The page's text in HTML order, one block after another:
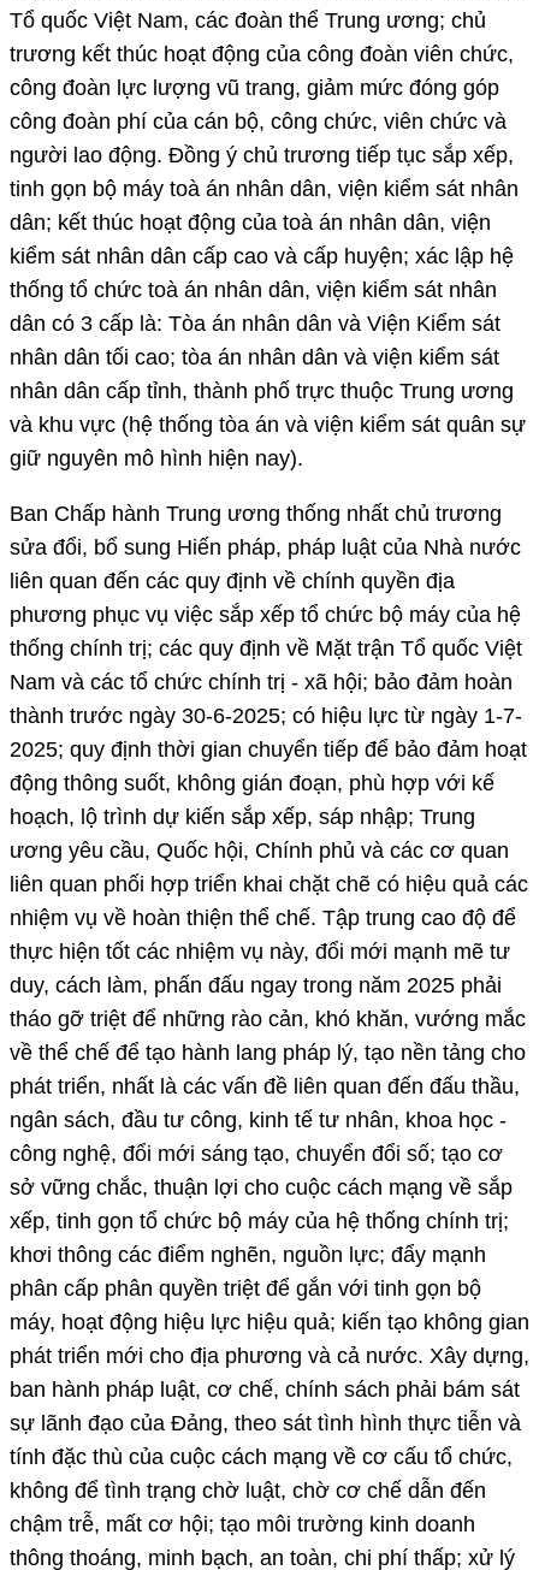
Tổ quốc Việt Nam, các đoàn thể Trung ương; chủ
trương kết thúc hoạt động của công đoàn viên chức,
công đoàn lực lượng vũ trang, giảm mức đóng góp
công đoàn phí của cán bộ, công chức, viên chức và
người lao động. Đồng ý chủ trương tiếp tục sắp xếp,
tinh gọn bộ máy toà án nhân dân, viện kiểm sát nhân
dân; kết thúc hoạt động của toà án nhân dân, viện
kiểm sát nhân dân cấp cao và cấp huyện; xác lập hệ
thống tổ chức toà án nhân dân, viện kiểm sát nhân
dân có 3 cấp là: Tòa án nhân dân và Viện Kiểm sát
nhân dân tối cao; tòa án nhân dân và viện kiểm sát
nhân dân cấp tỉnh, thành phố trực thuộc Trung ương
và khu vực (hệ thống tòa án và viện kiểm sát quân sự
giữ nguyên mô hình hiện nay).
Ban Chấp hành Trung ương thống nhất chủ trương
sửa đổi, bổ sung Hiến pháp, pháp luật của Nhà nước
liên quan đến các quy định về chính quyền địa
phương phục vụ việc sắp xếp tổ chức bộ máy của hệ
thống chính trị; các quy định về Mặt trận Tổ quốc Việt
Nam và các tổ chức chính trị - xã hội; bảo đảm hoàn
thành trước ngày 30-6-2025; có hiệu lực từ ngày 1-7-
2025; quy định thời gian chuyển tiếp để bảo đảm hoạt
động thông suốt, không gián đoạn, phù hợp với kế
hoạch, lộ trình dự kiến sắp xếp, sáp nhập; Trung
ương yêu cầu, Quốc hội, Chính phủ và các cơ quan
liên quan phối hợp triển khai chặt chẽ có hiệu quả các
nhiệm vụ về hoàn thiện thể chế. Tập trung cao độ để
thực hiện tốt các nhiệm vụ này, đổi mới mạnh mẽ tư
duy, cách làm, phấn đấu ngay trong năm 2025 phải
tháo gỡ triệt để những rào cản, khó khăn, vướng mắc
về thể chế để tạo hành lang pháp lý, tạo nền tảng cho
phát triển, nhất là các vấn đề liên quan đến đấu thầu,
ngân sách, đầu tư công, kinh tế tư nhân, khoa học -
công nghệ, đổi mới sáng tạo, chuyển đổi số; tạo cơ
sở vững chắc, thuận lợi cho cuộc cách mạng về sắp
xếp, tinh gọn tổ chức bộ máy của hệ thống chính trị;
khơi thông các điểm nghẽn, nguồn lực; đẩy mạnh
phân cấp phân quyền triệt để gắn với tinh gọn bộ
máy, hoạt động hiệu lực hiệu quả; kiến tạo không gian
phát triển mới cho địa phương và cả nước. Xây dựng,
ban hành pháp luật, cơ chế, chính sách phải bám sát
sự lãnh đạo của Đảng, theo sát tình hình thực tiễn và
tính đặc thù của cuộc cách mạng về cơ cấu tổ chức,
không để tình trạng chờ luật, chờ cơ chế dẫn đến
chậm trễ, mất cơ hội; tạo môi trường kinh doanh
thông thoáng, minh bạch, an toàn, chi phí thấp; xử lý